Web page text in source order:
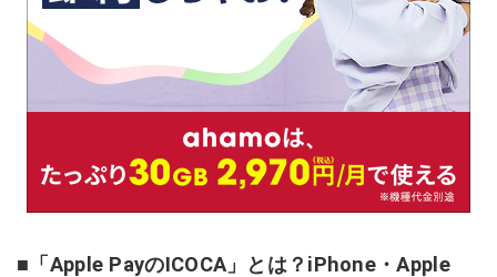
■「Apple PayのICOCA」とは？iPhone・Apple